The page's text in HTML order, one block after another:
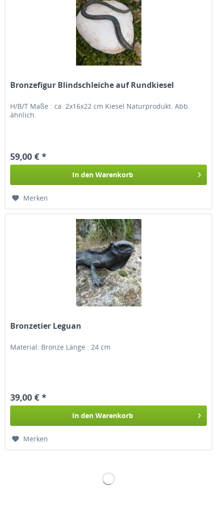
Bronzefigur Blindschleiche auf Rundkiesel
H/B/T Maße : ca. 2x16x22 cm Kiesel Naturprodukt. Abb.
ähnlich.
59,00 € *
In den Warenkorb
Merken
Bronzetier Leguan
Material: Bronze Länge : 24 cm
39,00 € *
In den Warenkorb
Merken